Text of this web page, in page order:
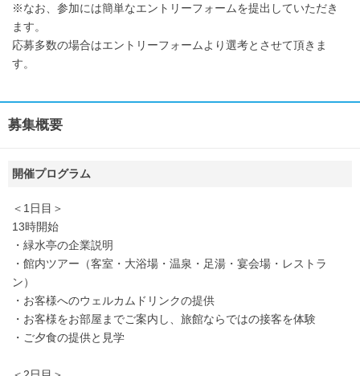
※なお、参加には簡単なエントリーフォームを提出していただき
ます。
応募多数の場合はエントリーフォームより選考とさせて頂きま
す。
募集概要
開催プログラム
＜1日目＞
13時開始
・緑水亭の企業説明
・館内ツアー（客室・大浴場・温泉・足湯・宴会場・レストラ
ン）
・お客様へのウェルカムドリンクの提供
・お客様をお部屋までご案内し、旅館ならではの接客を体験
・ご夕食の提供と見学